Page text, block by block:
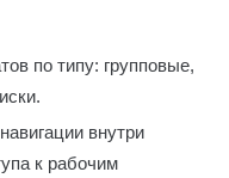
по типу: групповые,
внутри
к рабочим